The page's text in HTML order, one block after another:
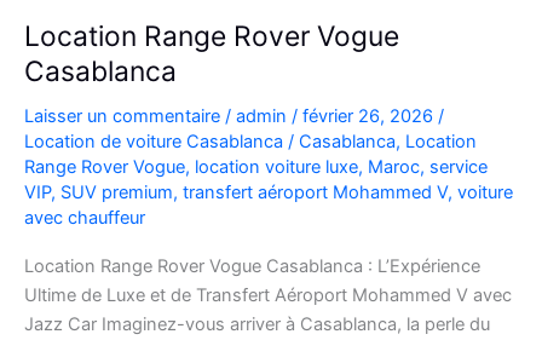
Location Range Rover Vogue
Casablanca
Laisser un commentaire / admin / février 26, 2026 /
Location de voiture Casablanca / Casablanca, Location
Range Rover Vogue, location voiture luxe, Maroc, service
VIP, SUV premium, transfert aéroport Mohammed V, voiture
avec chauffeur
Location Range Rover Vogue Casablanca : L’Expérience
Ultime de Luxe et de Transfert Aéroport Mohammed V avec
Jazz Car Imaginez-vous arriver à Casablanca, la perle du